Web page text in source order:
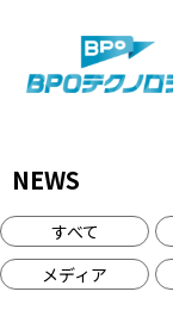
NEWS
すべて
メディア